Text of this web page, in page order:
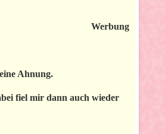
Werbung
Ahnung.
fiel mir dann auch wieder